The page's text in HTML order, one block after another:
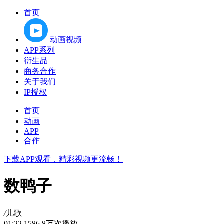
首页
动画视频
APP系列
衍生品
商务合作
关于我们
IP授权
首页
动画
APP
合作
下载APP观看，精彩视频更流畅！
数鸭子
/儿歌